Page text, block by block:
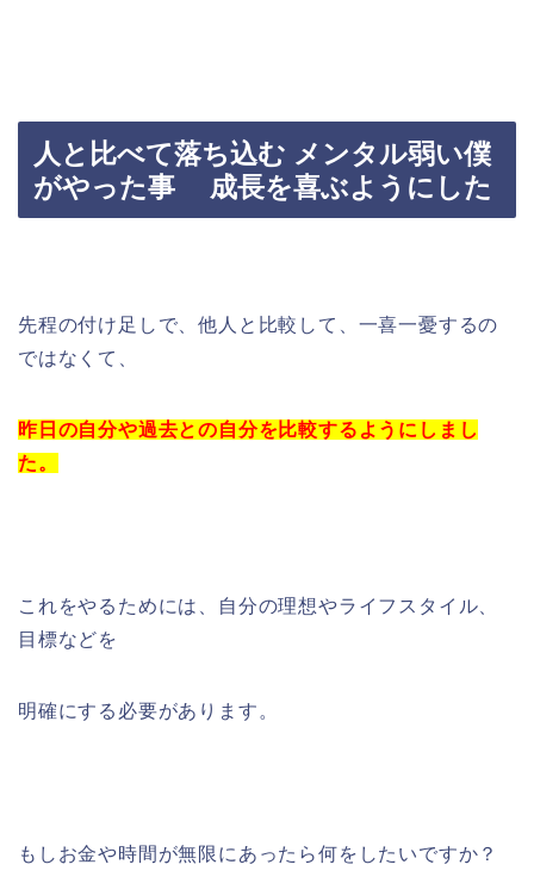
人と比べて落ち込む メンタル弱い僕
がやった事 成長を喜ぶようにした
先程の付け足しで、他人と比較して、一喜一憂するの
ではなくて、
昨日の自分や過去との自分を比較するようにしまし
た。
これをやるためには、自分の理想やライフスタイル、
目標などを
明確にする必要があります。
もしお金や時間が無限にあったら何をしたいですか？